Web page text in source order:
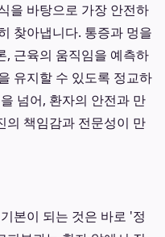
을 바탕으로 가장 안전하
찾아냅니다. 통증과 멍을
, 근육의 움직임을 예측하
유지할 수 있도록 정교하
넘어, 환자의 안전과 만
의 책임감과 전문성이 만
본이 되는 것은 바로 '정